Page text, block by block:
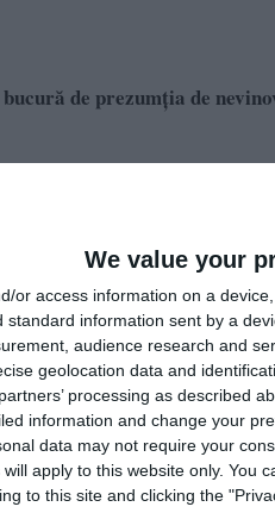
We value your
or access information on a
information sent by a
audience research and
geolocation data and
processing as described
information and change your
data may not require your
apply to this website only. You
to this site and clicking the
de prezumția de
jurnalistică este exonerată
de exprimare şi